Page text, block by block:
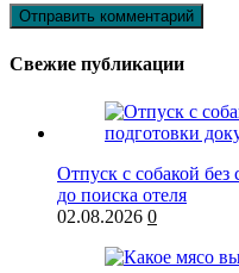
Свежие публикации
Отпуск с собакой без
до поиска отеля
02.08.2026 0